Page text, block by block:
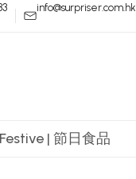
info@surpriser.com.hk
Festive | 節日食品